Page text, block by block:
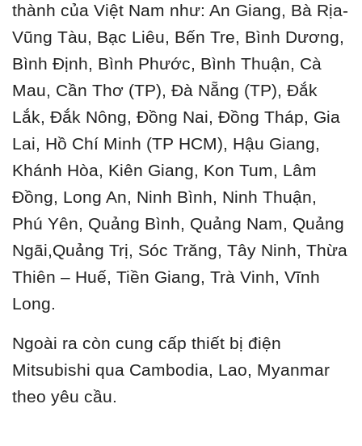
thành của Việt Nam như: An Giang, Bà Rịa-
Vũng Tàu, Bạc Liêu, Bến Tre, Bình Dương,
Bình Định, Bình Phước, Bình Thuận, Cà
Mau, Cần Thơ (TP), Đà Nẵng (TP), Đắk
Lắk, Đắk Nông, Đồng Nai, Đồng Tháp, Gia
Lai, Hồ Chí Minh (TP HCM), Hậu Giang,
Khánh Hòa, Kiên Giang, Kon Tum, Lâm
Đồng, Long An, Ninh Bình, Ninh Thuận,
Phú Yên, Quảng Bình, Quảng Nam, Quảng
Ngãi,Quảng Trị, Sóc Trăng, Tây Ninh, Thừa
Thiên – Huế, Tiền Giang, Trà Vinh, Vĩnh
Long.
Ngoài ra còn cung cấp thiết bị điện
Mitsubishi qua Cambodia, Lao, Myanmar
theo yêu cầu.